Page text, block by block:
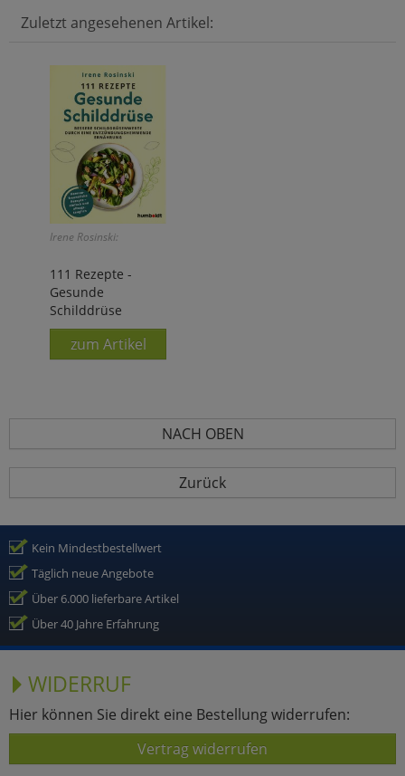
Zuletzt angesehenen Artikel:
Irene Rosinski:
111 Rezepte -
Gesunde
Schilddrüse
zum Artikel
NACH OBEN
Zurück
Kein Mindestbestellwert
Täglich neue Angebote
Über 6.000 lieferbare Artikel
Über 40 Jahre Erfahrung
WIDERRUF
Hier können Sie direkt eine Bestellung widerrufen:
Vertrag widerrufen